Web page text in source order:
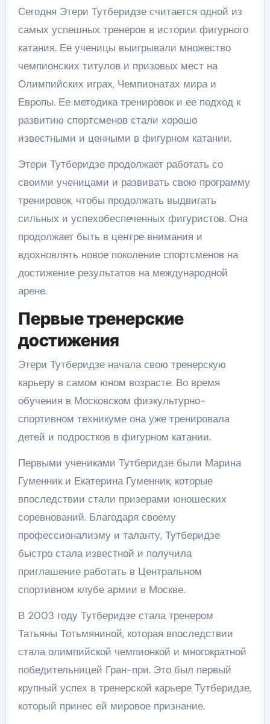
Сегодня Этери Тутберидзе считается одной из
самых успешных тренеров в истории фигурного
катания. Ее ученицы выигрывали множество
чемпионских титулов и призовых мест на
Олимпийских играх, Чемпионатах мира и
Европы. Ее методика тренировок и ее подход к
развитию спортсменов стали хорошо
известными и ценными в фигурном катании.
Этери Тутберидзе продолжает работать со
своими ученицами и развивать свою программу
тренировок, чтобы продолжать выдвигать
сильных и успехобеспеченных фигуристов. Она
продолжает быть в центре внимания и
вдохновлять новое поколение спортсменов на
достижение результатов на международной
арене.
Первые тренерские
достижения
Этери Тутберидзе начала свою тренерскую
карьеру в самом юном возрасте. Во время
обучения в Московском физкультурно-
спортивном техникуме она уже тренировала
детей и подростков в фигурном катании.
Первыми учениками Тутберидзе были Марина
Гуменник и Екатерина Гуменник, которые
впоследствии стали призерами юношеских
соревнований. Благодаря своему
профессионализму и таланту, Тутберидзе
быстро стала известной и получила
приглашение работать в Центральном
спортивном клубе армии в Москве.
В 2003 году Тутберидзе стала тренером
Татьяны Тотьмяниной, которая впоследствии
стала олимпийской чемпионкой и многократной
победительницей Гран-при. Это был первый
крупный успех в тренерской карьере Тутберидзе,
который принес ей мировое признание.